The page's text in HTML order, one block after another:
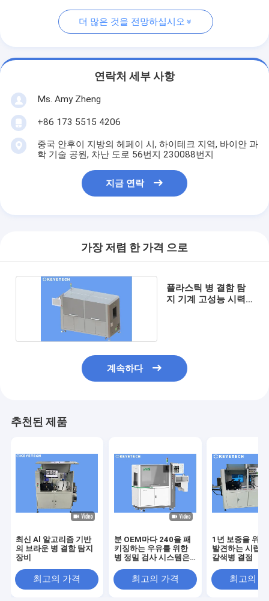
더 많은 것을 전망하십시오
연락처 세부 사항
Ms. Amy Zheng
+86 173 5515 4206
중국 안후이 지방의 헤페이 시, 하이테크 지역, 바이안 과
학 기술 공원, 차난 도로 56번지 230088번지
지금 연락
가장 저렴 한 가격 으로
플라스틱 병 결함 탐
지 기계 고성능 시력
계속하다
추천된 제품
최신 Al 알고리즘 기반
의 브라운 병 결함 탐지
장비
최고의 가격
분 OEM마다 240을 패
키징하는 우유를 위한
병 정밀 검사 시스템은
최고의 가격
1년 보증을 위
발견하는 시럽
갈색병 결점
최고의